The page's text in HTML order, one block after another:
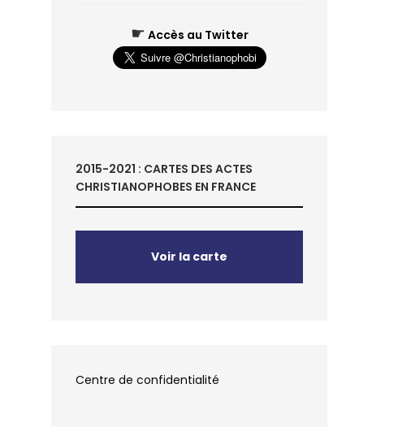
☛ Accès au Twitter
2015-2021 : CARTES DES ACTES
CHRISTIANOPHOBES EN FRANCE
Voir la carte
Centre de confidentialité